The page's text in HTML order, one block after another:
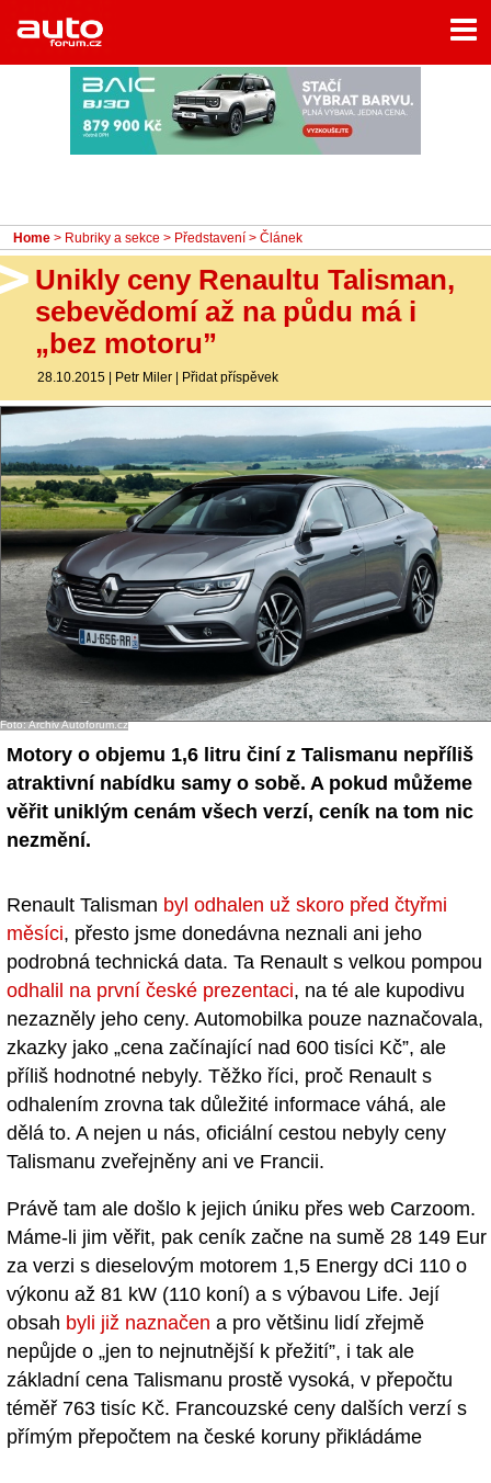
Home
Rubriky
- Testy aut
- Jízdní dojmy a další testy
- Představení
- Fascinace a historie
- Život řidiče
- Tuning
- Zajímavosti
- Ostatní
Diskuzní fórum
Sledujte nás!
Home > Rubriky a sekce > Představení > Článek
Unikly ceny Renaultu Talisman,
sebevědomí až na půdu má i
„bez motoru”
28.10.2015 | Petr Miler | Přidat příspěvek
Foto: Archiv Autoforum.cz
Motory o objemu 1,6 litru činí z Talismanu nepříliš
atraktivní nabídku samy o sobě. A pokud můžeme
věřit uniklým cenám všech verzí, ceník na tom nic
nezmění.
Renault Talisman byl odhalen už skoro před čtyřmi
měsíci, přesto jsme donedávna neznali ani jeho
podrobná technická data. Ta Renault s velkou pompou
odhalil na první české prezentaci, na té ale kupodivu
nezazněly jeho ceny. Automobilka pouze naznačovala,
zkazky jako „cena začínající nad 600 tisíci Kč”, ale
příliš hodnotné nebyly. Těžko říci, proč Renault s
odhalením zrovna tak důležité informace váhá, ale
dělá to. A nejen u nás, oficiální cestou nebyly ceny
Talismanu zveřejněny ani ve Francii.
Právě tam ale došlo k jejich úniku přes web Carzoom.
Máme-li jim věřit, pak ceník začne na sumě 28 149 Eur
za verzi s dieselovým motorem 1,5 Energy dCi 110 o
výkonu až 81 kW (110 koní) a s výbavou Life. Její
obsah byli již naznačen a pro většinu lidí zřejmě
nepůjde o „jen to nejnutnější k přežití”, i tak ale
základní cena Talismanu prostě vysoká, v přepočtu
téměř 763 tisíc Kč. Francouzské ceny dalších verzí s
přímým přepočtem na české koruny přikládáme